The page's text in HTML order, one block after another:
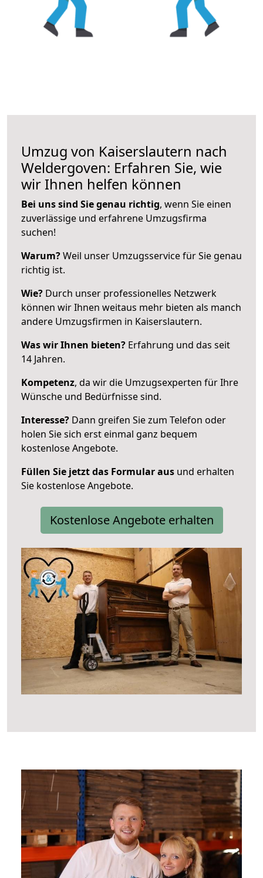
Umzug von Kaiserslautern nach
Weldergoven: Erfahren Sie, wie
wir Ihnen helfen können
Bei uns sind Sie genau richtig, wenn Sie einen
zuverlässige und erfahrene Umzugsfirma
suchen!
Warum?Weil unser Umzugsservice für Sie genau
richtig ist.
Wie? Durch unser professionelles Netzwerk
können wir Ihnen weitaus mehr bieten als manch
andere Umzugsfirmen in Kaiserslautern.
Was wir Ihnen bieten? Erfahrung und das seit
14 Jahren.
Kompetenz, da wir die Umzugsexperten für Ihre
Wünsche und Bedürfnisse sind.
Interesse? Dann greifen Sie zum Telefon oder
holen Sie sich erst einmal ganz bequem
kostenlose Angebote.
Füllen Sie jetzt das Formular aus und erhalten
Sie kostenlose Angebote.
Kostenlose Angebote erhalten